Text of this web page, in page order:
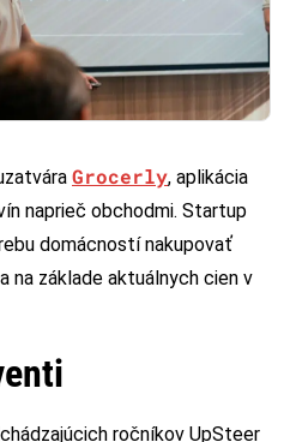
Grocerly, aplikácia
naprieč obchodmi. Startup
domácností nakupovať
na základe aktuálnych cien v
ročníkov UpSteer